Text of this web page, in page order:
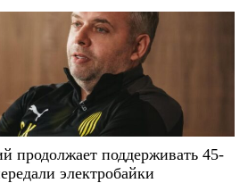
продолжает поддерживать 45-
электробайки